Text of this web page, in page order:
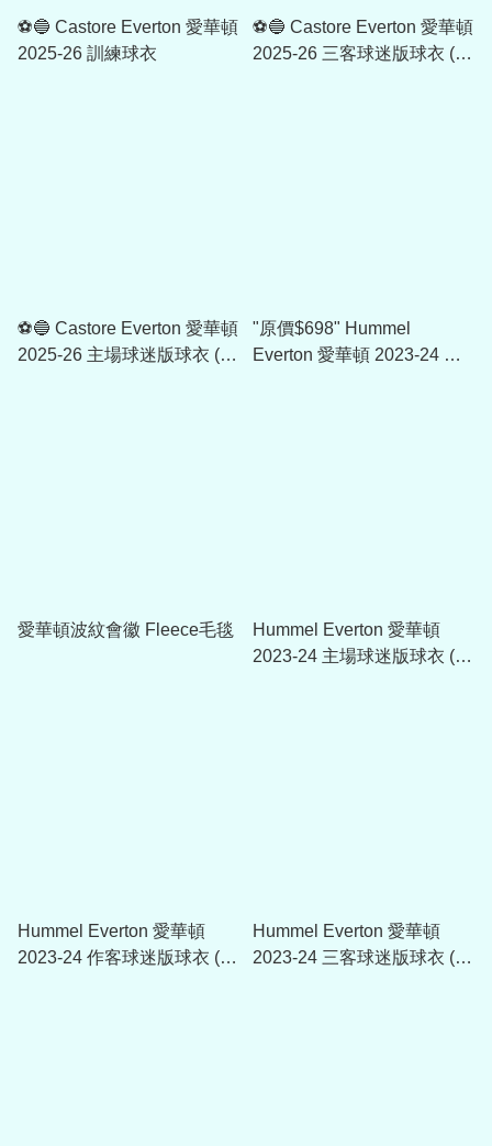
⚽🔵 Castore Everton 愛華頓
2025-26 訓練球衣
⚽🔵 Castore Everton 愛華頓
2025-26 三客球迷版球衣 (可
⚽🔵 Castore Everton 愛華頓
2025-26 主場球迷版球衣 (可
"原價$698" Hummel
Everton 愛華頓 2023-24 作
愛華頓波紋會徽 Fleece毛毯
Hummel Everton 愛華頓
2023-24 主場球迷版球衣 (附
Hummel Everton 愛華頓
2023-24 作客球迷版球衣 (附
Hummel Everton 愛華頓
2023-24 三客球迷版球衣 (附